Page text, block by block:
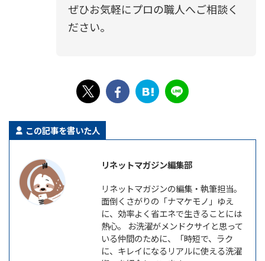
ぜひお気軽にプロの職人へご相談く
ださい。
この記事を書いた人
リネットマガジン編集部
リネットマガジンの編集・執筆担当。
面倒くさがりの「ナマケモノ」ゆえ
に、効率よく省エネで生きることには
熱心。 お洗濯がメンドクサイと思って
いる仲間のために、「時短で、ラク
に、キレイになるリアルに使える洗濯